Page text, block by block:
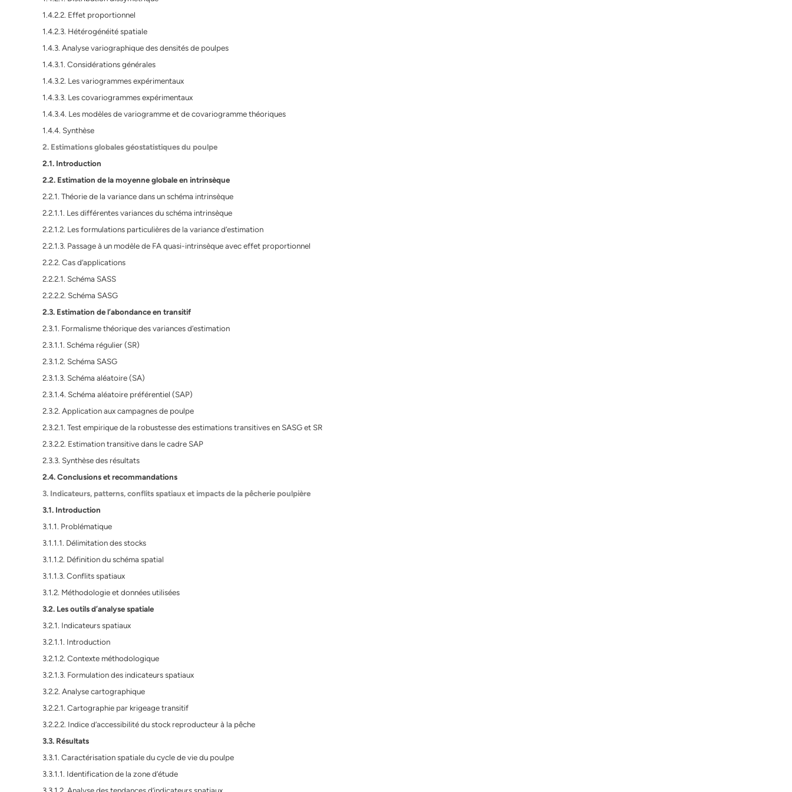
1.4.2.2. Effet proportionnel
1.4.2.3. Hétérogénéité spatiale
1.4.3. Analyse variographique des densités de poulpes
1.4.3.1. Considérations générales
1.4.3.2. Les variogrammes expérimentaux
1.4.3.3. Les covariogrammes expérimentaux
1.4.3.4. Les modèles de variogramme et de covariogramme théoriques
1.4.4. Synthèse
2. Estimations globales géostatistiques du poulpe
2.1. Introduction
2.2. Estimation de la moyenne globale en intrinsèque
2.2.1. Théorie de la variance dans un schéma intrinsèque
2.2.1.1. Les différentes variances du schéma intrinsèque
2.2.1.2. Les formulations particulières de la variance d’estimation
2.2.1.3. Passage à un modèle de FA quasi-intrinsèque avec effet proportionnel
2.2.2. Cas d’applications
2.2.2.1. Schéma SASS
2.2.2.2. Schéma SASG
2.3. Estimation de l’abondance en transitif
2.3.1. Formalisme théorique des variances d’estimation
2.3.1.1. Schéma régulier (SR)
2.3.1.2. Schéma SASG
2.3.1.3. Schéma aléatoire (SA)
2.3.1.4. Schéma aléatoire préférentiel (SAP)
2.3.2. Application aux campagnes de poulpe
2.3.2.1. Test empirique de la robustesse des estimations transitives en SASG et SR
2.3.2.2. Estimation transitive dans le cadre SAP
2.3.3. Synthèse des résultats
2.4. Conclusions et recommandations
3. Indicateurs, patterns, conflits spatiaux et impacts de la pêcherie poulpière
3.1. Introduction
3.1.1. Problématique
3.1.1.1. Délimitation des stocks
3.1.1.2. Définition du schéma spatial
3.1.1.3. Conflits spatiaux
3.1.2. Méthodologie et données utilisées
3.2. Les outils d’analyse spatiale
3.2.1. Indicateurs spatiaux
3.2.1.1. Introduction
3.2.1.2. Contexte méthodologique
3.2.1.3. Formulation des indicateurs spatiaux
3.2.2. Analyse cartographique
3.2.2.1. Cartographie par krigeage transitif
3.2.2.2. Indice d’accessibilité du stock reproducteur à la pêche
3.3. Résultats
3.3.1. Caractérisation spatiale du cycle de vie du poulpe
3.3.1.1. Identification de la zone d’étude